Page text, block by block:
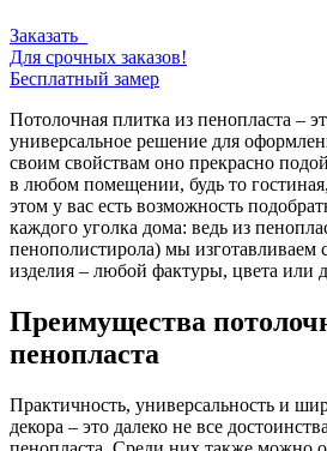
Заказать
Для срочных заказов!
Бесплатный замер
Потолочная плитка из пенопласта –
универсальное решение для
своим свойствам оно прекрасно
в любом помещении, будь то
этом у вас есть возможность
каждого уголка дома: ведь из
пенополистирола) мы изготавливаем
изделия – любой фактуры, цвета или
Преимущества
пенопласта
Практичность, универсальность и
декора – это далеко не все